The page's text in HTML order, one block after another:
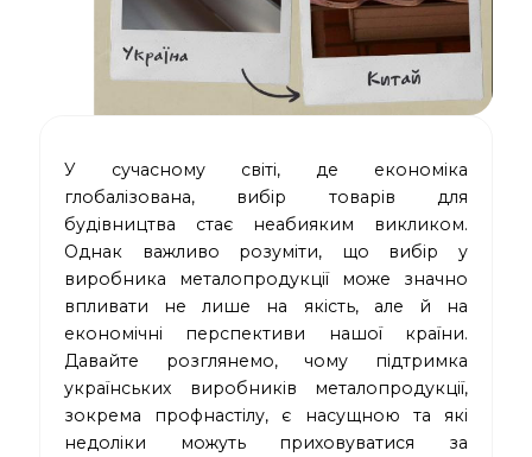
У сучасному світі, де економіка
глобалізована, вибір товарів для
будівництва стає неабияким викликом.
Однак важливо розуміти, що вибір у
виробника металопродукції може значно
впливати не лише на якість, але й на
економічні перспективи нашої країни.
Давайте розглянемо, чому підтримка
українських виробників металопродукції,
зокрема профнастілу, є насущною та які
недоліки можуть приховуватися за